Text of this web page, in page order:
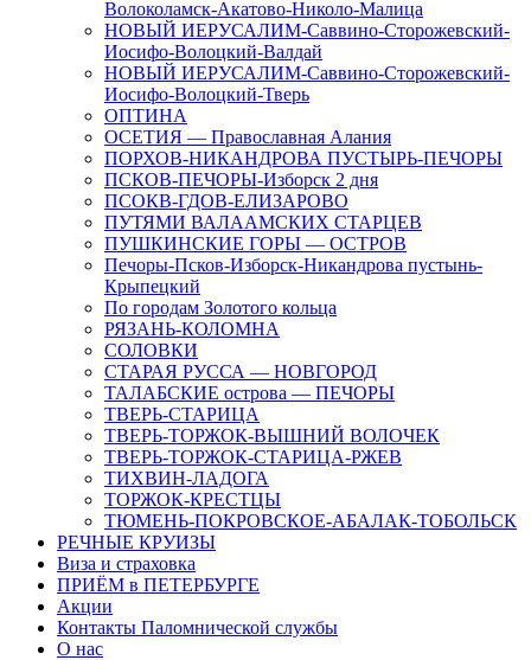
Волоколамск-Акатово-Николо-Малица
НОВЫЙ ИЕРУСАЛИМ-Саввино-Сторожевский-
Иосифо-Волоцкий-Валдай
НОВЫЙ ИЕРУСАЛИМ-Саввино-Сторожевский-
Иосифо-Волоцкий-Тверь
ОПТИНА
ОСЕТИЯ — Православная Алания
ПОРХОВ-НИКАНДРОВА ПУСТЫРЬ-ПЕЧОРЫ
ПСКОВ-ПЕЧОРЫ-Изборск 2 дня
ПСОКВ-ГДОВ-ЕЛИЗАРОВО
ПУТЯМИ ВАЛААМСКИХ СТАРЦЕВ
ПУШКИНСКИЕ ГОРЫ — ОСТРОВ
Печоры-Псков-Изборск-Никандрова пустынь-
Крыпецкий
По городам Золотого кольца
РЯЗАНЬ-КОЛОМНА
СОЛОВКИ
СТАРАЯ РУССА — НОВГОРОД
ТАЛАБСКИЕ острова — ПЕЧОРЫ
ТВЕРЬ-СТАРИЦА
ТВЕРЬ-ТОРЖОК-ВЫШНИЙ ВОЛОЧЕК
ТВЕРЬ-ТОРЖОК-СТАРИЦА-РЖЕВ
ТИХВИН-ЛАДОГА
ТОРЖОК-КРЕСТЦЫ
ТЮМЕНЬ-ПОКРОВСКОЕ-АБАЛАК-ТОБОЛЬСК
РЕЧНЫЕ КРУИЗЫ
Виза и страховка
ПРИЁМ в ПЕТЕРБУРГЕ
Акции
Контакты Паломнической службы
О нас